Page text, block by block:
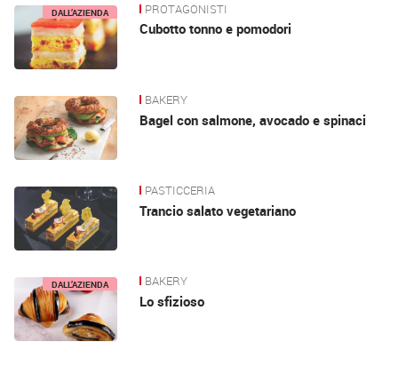
DALL’AZIENDA PROTAGONISTI
Cubotto tonno e pomodori
BAKERY
Bagel con salmone, avocado e spinaci
PASTICCERIA
Trancio salato vegetariano
DALL’AZIENDA BAKERY
Lo sfizioso